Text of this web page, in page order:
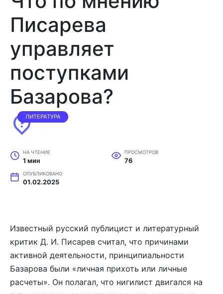
Писарева
управляет
поступками
Базарова?
ЛИТЕРАТУРА
НА ЧТЕНИЕ
1 мин
ПРОСМОТРОВ
76
ОПУБЛИКОВАНО
01.02.2025
Известный русский публицист и литературный
критик Д. И. Писарев считал, что причинами
активной деятельности, принципиальности
Базарова были «личная прихоть или личные
расчеты». Он полагал, что нигилист двигался на